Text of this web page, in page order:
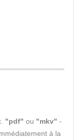
"pdf" ou "mkv" -
à la